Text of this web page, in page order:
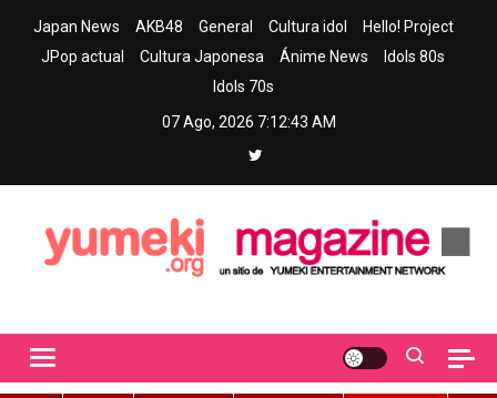
Japan News AKB48 General Cultura idol
Hello! Project
JPop actual
Cultura Japonesa Ánime News
Idols 80s
Idols 70s
07 Ago, 2026 7:12:44 AM